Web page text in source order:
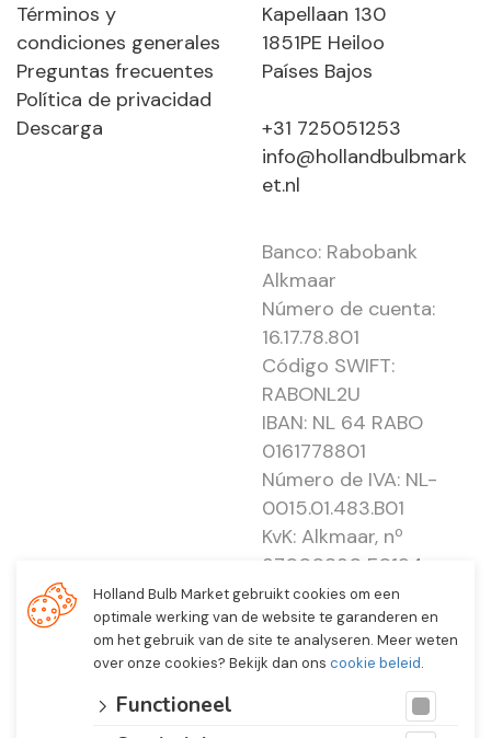
Términos y
condiciones generales
Preguntas frecuentes
Política de privacidad
Descarga
Kapellaan 130
1851PE Heiloo
Países Bajos
+31 725051253
info@hollandbulbmark
et.nl
Banco: Rabobank
Alkmaar
Número de cuenta:
16.17.78.801
Código SWIFT:
RABONL2U
IBAN: NL 64 RABO
0161778801
Número de IVA: NL-
0015.01.483.B01
KvK: Alkmaar, nº
37000830 E0194 -
EBO 505
Holland Bulb Market gebruikt cookies om een
optimale werking van de website te garanderen en
om het gebruik van de site te analyseren. Meer weten
over onze cookies? Bekijk dan ons cookie beleid.
Functioneel